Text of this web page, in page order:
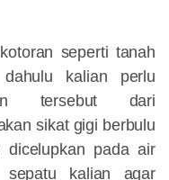
seperti tanah
kalian perlu
tersebut dari
sikat gigi berbulu
dicelupkan pada air
kalian agar